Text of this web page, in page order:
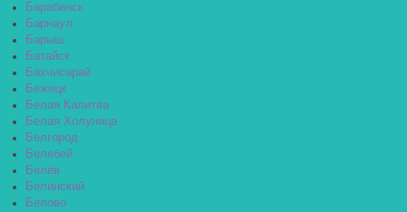
Барабинск
Барнаул
Барыш
Батайск
Бахчисарай
Бежецк
Белая Калитва
Белая Холуница
Белгород
Белебей
Белёв
Белинский
Белово